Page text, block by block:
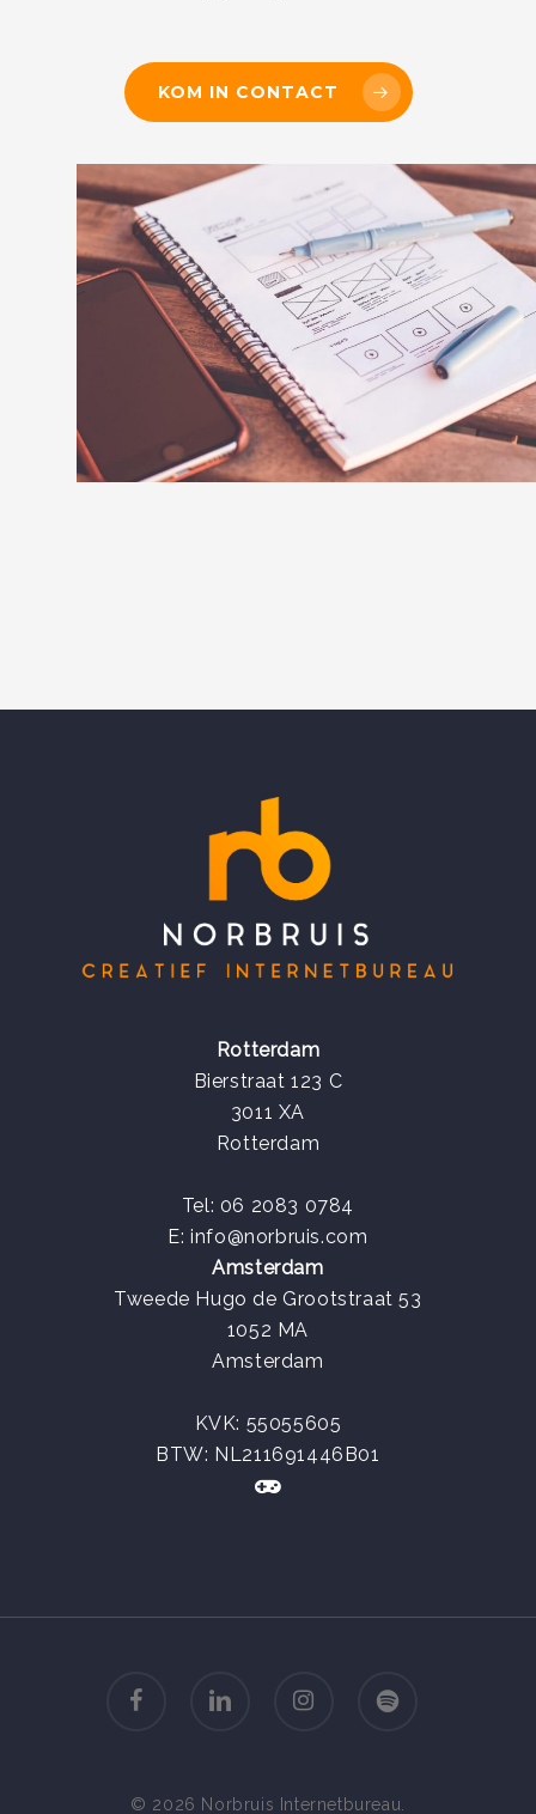
KOM IN CONTACT
Rotterdam
Bierstraat 123 C
3011 XA
Rotterdam
Tel: 06 2083 0784
E:info@norbruis.com
Amsterdam
Tweede Hugo de Grootstraat 53
1052 MA
Amsterdam
KVK: 55055605
BTW: NL211691446B01
© 2026 Norbruis Internetbureau.